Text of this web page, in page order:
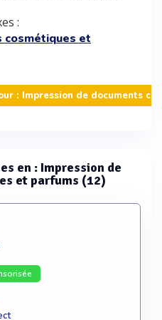
:
cosmétiques et
: Impression de documents
en : Impression de
et parfums (12)